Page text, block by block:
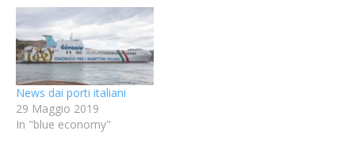
News dai porti italiani
29 Maggio 2019
In "blue economy"